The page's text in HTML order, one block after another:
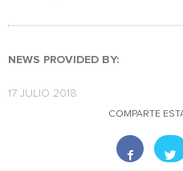
NEWS PROVIDED BY:
17 JULIO 2018
COMPARTE